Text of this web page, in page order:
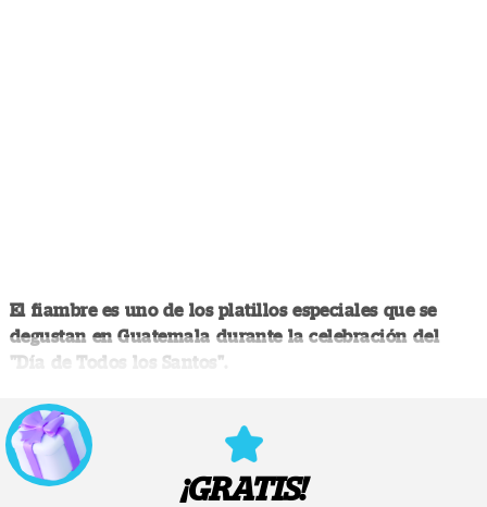
El fiambre es uno de los platillos especiales que se
degustan en Guatemala durante la celebración del
"Día de Todos los Santos".
¡GRATIS!